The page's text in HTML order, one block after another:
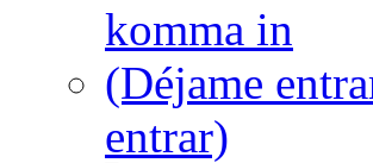
entrar)